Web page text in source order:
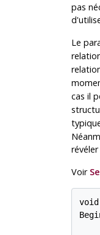
pas
Le
cas il
Voir
void